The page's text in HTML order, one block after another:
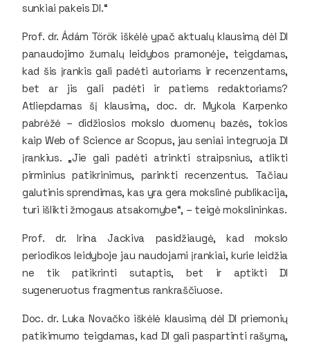
sunkiai pakeis DI.“
Prof. dr. Ádám Török iškėlė ypač aktualų klausimą dėl DI
panaudojimo žurnalų leidybos pramonėje, teigdamas,
kad šis įrankis gali padėti autoriams ir recenzentams,
bet ar jis gali padėti ir patiems redaktoriams?
Atliepdamas šį klausimą, doc. dr. Mykola Karpenko
pabrėžė – didžiosios mokslo duomenų bazės, tokios
kaip Web of Science ar Scopus, jau seniai integruoja DI
įrankius. „Jie gali padėti atrinkti straipsnius, atlikti
pirminius patikrinimus, parinkti recenzentus. Tačiau
galutinis sprendimas, kas yra gera mokslinė publikacija,
turi išlikti žmogaus atsakomybe“, – teigė mokslininkas.
Prof. dr. Irina Jackiva pasidžiaugė, kad mokslo
periodikos leidyboje jau naudojami įrankiai, kurie leidžia
ne tik patikrinti sutaptis, bet ir aptikti DI
sugeneruotus fragmentus rankraščiuose.
Doc. dr. Luka Novačko iškėlė klausimą dėl DI priemonių
patikimumo teigdamas, kad DI gali paspartinti rašymą,